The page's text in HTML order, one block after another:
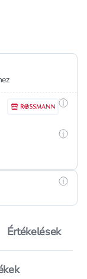
listához
on sale
Értékelések